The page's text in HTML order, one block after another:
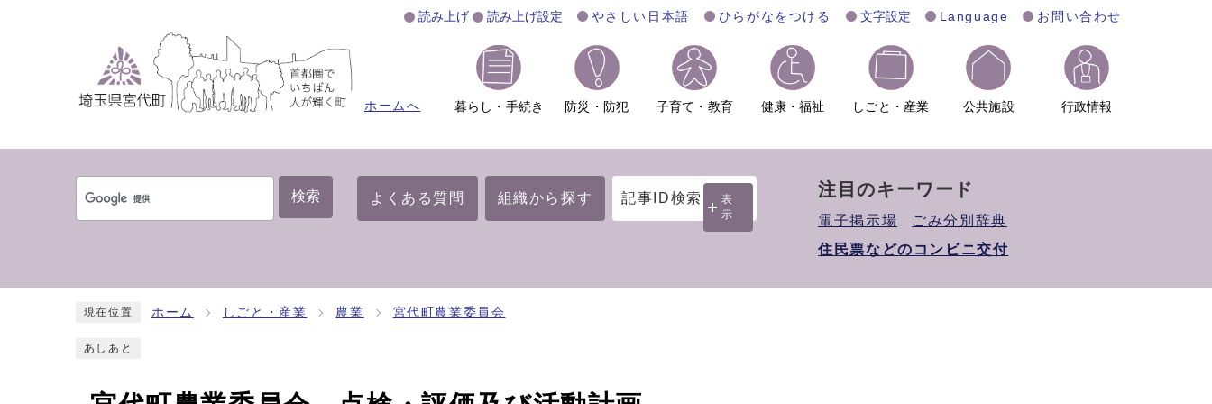
読み上げ 読み上げ設定 やさしい日本語 ひらがなをつける 文字設定 Language お問い合わせ
ホームへ 暮らし・手続き 防災・防犯 子育て・教育 健康・福祉 しごと・産業 公共施設 行政情報
検索 よくある質問 組織から探す 記事ID検索
表
示
注目のキーワード
電子掲示場
ごみ分別辞典
住民票などのコンビニ交付
現在位置 ホーム しごと・産業 農業 宮代町農業委員会
あしあと